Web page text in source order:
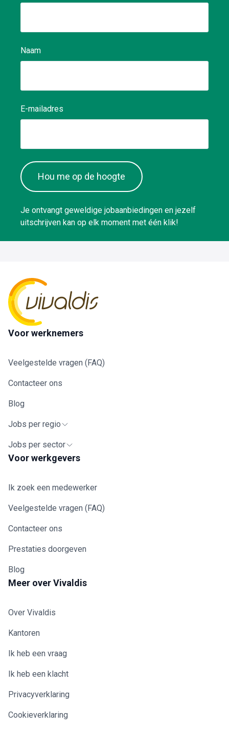
Naam
E-mailadres
Hou me op de hoogte
Je ontvangt geweldige jobaanbiedingen en jezelf
uitschrijven kan op elk moment met één klik!
Voor werknemers
Veelgestelde vragen (FAQ)
Contacteer ons
Blog
Jobs per regio
Jobs per sector
Voor werkgevers
Ik zoek een medewerker
Veelgestelde vragen (FAQ)
Contacteer ons
Prestaties doorgeven
Blog
Meer over Vivaldis
Over Vivaldis
Kantoren
Ik heb een vraag
Ik heb een klacht
Privacyverklaring
Cookieverklaring